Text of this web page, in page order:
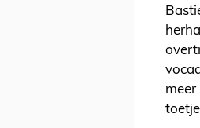
meer